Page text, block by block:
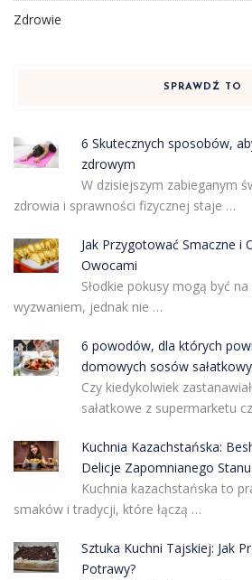
Zdrowie
SPRAWDŹ TO
6 Skutecznych sposobów,
zdrowym
W dzisiejszym zabieganym
zdrowia i sprawności fizycznej staje …
Jak Przygotować Smaczne i
Owocami
Słodkie pokusy mogą być
wyzwaniem, jednak nie …
6 powodów, dla których
domowych sosów
Czy kiedykolwiek
sałatkowe z supermarketu
Kuchnia Kazachstańska:
Delicje Zapomnianego Stanu
Kuchnia kazachstańska to
smaków i tradycji, które łączą …
Sztuka Kuchni Tajskiej: Jak
Potrawy?